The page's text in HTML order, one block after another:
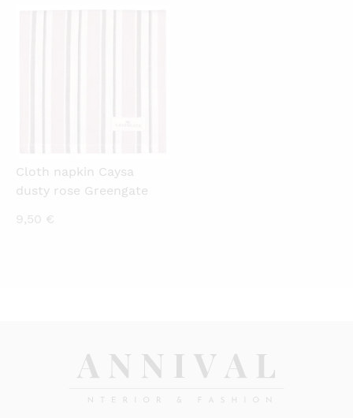
Cloth napkin Caysa
dusty rose Greengate
9,50 €